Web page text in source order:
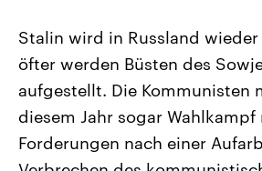
Landtagswahl Sachsen-Anhalt
2026
Alle Informationen
Sachsen-Anhalt wählt am 6.
September 2026 einen neuen
Stalin wird in Russland
öfter werden Büsten des
aufgestellt. Die Kommunisten
diesem Jahr sogar
Forderungen nach einer